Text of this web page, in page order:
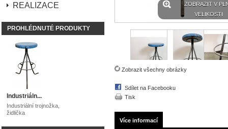
REALIZACE
PROHLÉDNUTÉ PRODUKTY
Industriáln...
Industriální trojnožka,
židlička
ZOBRAZIT V
VELIKOSTI
Zobrazit všechny obrázky
Sdílet na Facebooku
Tisk
Více informací